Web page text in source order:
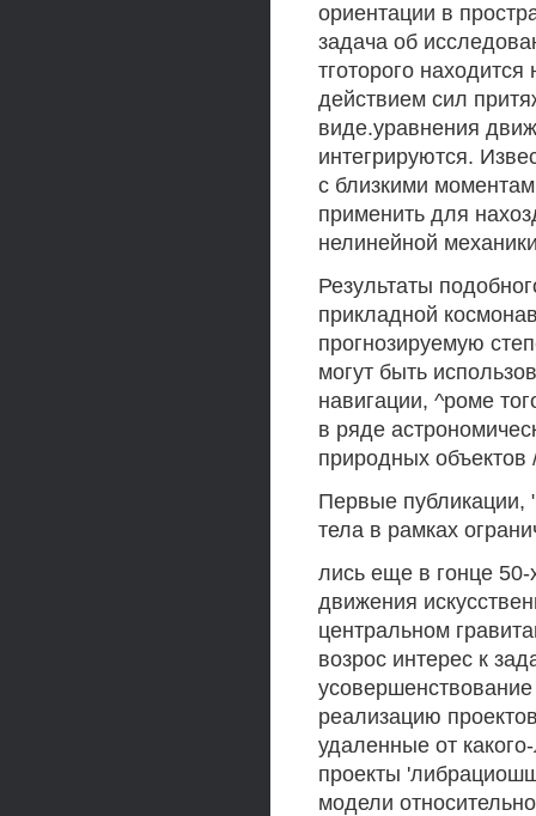
ориентации в
задача об
тготорого
действием сил
виде.уравнения
интегрируются.
с близкими
применить для
нелинейной
Результаты
прикладной
прогнозируемую
могут быть
навигации, ^роме
в ряде
природных
Первые публикации,
тела в рамках
лись еще в гонце
движения
центральном
возрос интерес к
реализацию
удаленные от
проекты
модели